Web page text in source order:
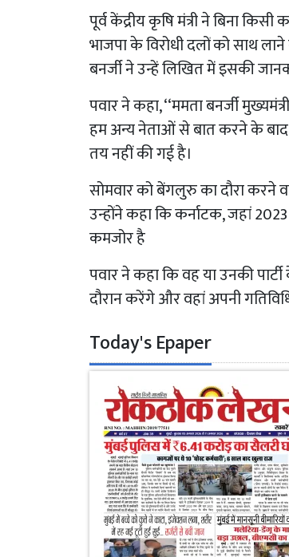
पूर्व केंद्रीय कृषि मंत्री ने बिना
भाजपा के विरोधी दलों को साथ
बनर्जी ने उन्हें लिखित में इसकी
पवार ने कहा, ‘‘ममता बनर्जी
हम अन्य नेताओं से बात करने के
तय नहीं की गई है।
सोमवार को बेंगलुरु का दौरा करने
उन्होंने कहा कि कर्नाटक, जहां
कमजोर है
पवार ने कहा कि वह या उनकी
दौरान करेंगे और वहां अपनी
Today's Epaper